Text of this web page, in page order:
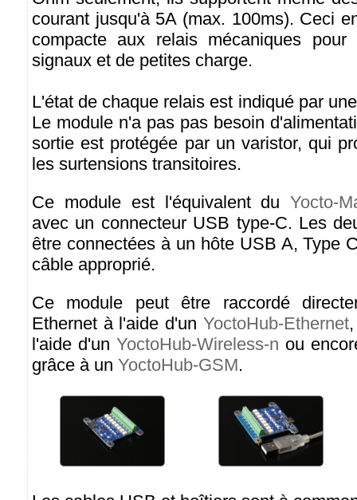
courant jusqu'à 5A (max. 100ms). Ceci
compacte aux relais mécaniques
signaux et de petites charge.
L'état de chaque relais est indiqué par
Le module n'a pas pas besoin
sortie est protégée par un varistor, qui
les surtensions transitoires.
Ce module est l'équivalent duYocto-
avec un connecteur USB type-C. Les
être connectées à un hôte USB A, Type
câble approprié.
Ce module peut être raccordé
Ethernet à l'aide d'un YoctoHub-Ethernet
l'aide d'un YoctoHub-Wireless-n ou
grâce à un YoctoHub-GSM.